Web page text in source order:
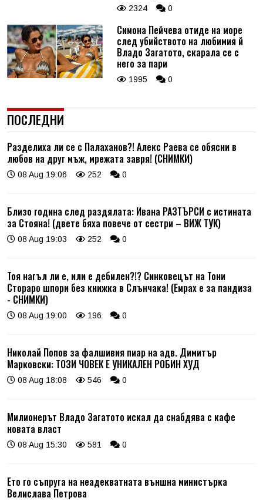
2324 0
Симона Пейчева отиде на море
след убийството на любимия й
Владо Загатото, скарала се с
него за пари
1995 0
ПОСЛЕДНИ
Разделиха ли се с Палаханов?! Алекс Раева се обясни в
любов на друг мъж, мрежата завря! (СНИМКИ)
08 Aug 19:06 252 0
Близо година след раздялата: Ивана РАЗТЪРСИ с истината
за Стояна! (двете бяха повече от сестри – ВИЖ ТУК)
08 Aug 19:03 252 0
Тоя нагъл ли е, или е дебилен?!? Синковецът на Тони
Стораро шпори без книжка в Слънчака! (Емрах е за пандиза
- СНИМКИ)
08 Aug 19:00 196 0
Николай Попов за фалшивия пиар на адв. Димитър
Марковски: ТОЗИ ЧОВЕК Е УНИКАЛЕН РОБИН ХУД
08 Aug 18:08 546 0
Милионерът Владо Загатото искал да снабдява с кафе
новата власт
08 Aug 15:30 581 0
Ето го съпруга на неадекватната външна министърка
Велислава Петрова